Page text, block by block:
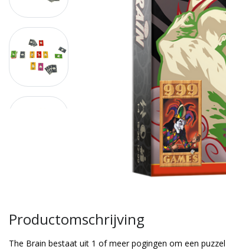
Productomschrijving
The Brain bestaat uit 1 of meer pogingen om een